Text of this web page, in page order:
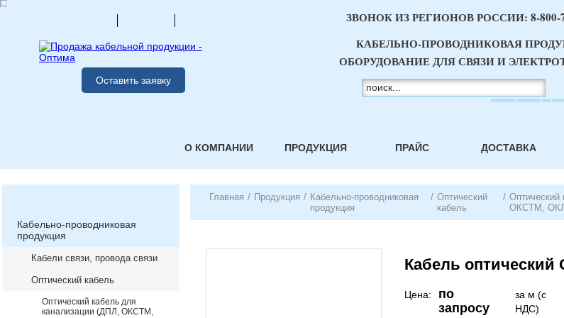
Оставить заявку
ЗВОНОК ИЗ РЕГИОНОВ РОССИИ: 8-800-
КАБЕЛЬНО-ПРОВОДНИКОВАЯ
ОБОРУДОВАНИЕ ДЛЯ СВЯЗИ И
О КОМПАНИИ ПРОДУКЦИЯ ПРАЙС ДОСТАВКА
Кабельно-проводниковая
продукция
Кабели связи, провода связи
Оптический кабель
Оптический кабель для
канализации (ДПЛ, ОКСТМ,
Главная / Продукция / Кабельно-проводниковая
продукция
/ Оптический
кабель
/ Оптический
ОКСТМ,
Кабель оптический
Цена:
по
запросу
за м (с
НДС)